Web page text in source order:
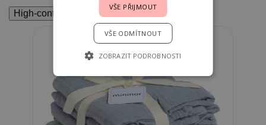
High-contrast mode
VŠE PŘIJMOUT
VŠE ODMÍTNOUT
ZOBRAZIT PODROBNOSTI